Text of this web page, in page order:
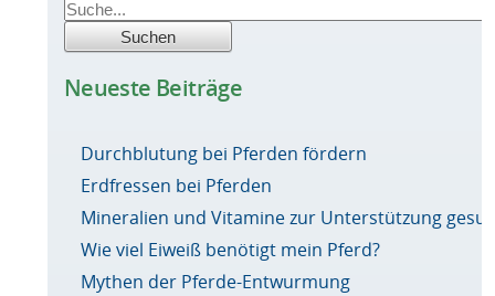
Neueste Beiträge
Durchblutung bei Pferden fördern
Erdfressen bei Pferden
Mineralien und Vitamine zur Unterstützung
Wie viel Eiweiß benötigt mein Pferd?
Mythen der Pferde-Entwurmung